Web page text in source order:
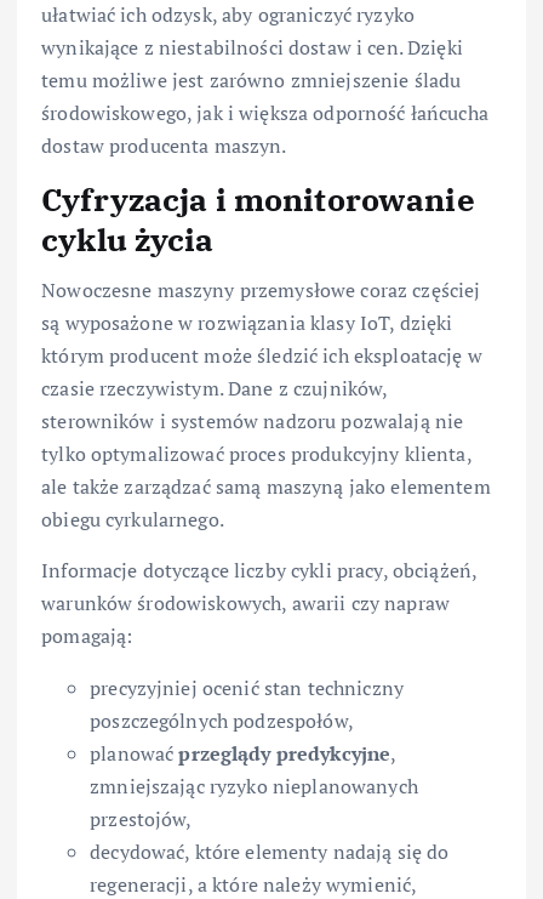
ułatwiać ich odzysk, aby ograniczyć ryzyko
wynikające z niestabilności dostaw i cen. Dzięki
temu możliwe jest zarówno zmniejszenie śladu
środowiskowego, jak i większa odporność łańcucha
dostaw producenta maszyn.
Cyfryzacja i monitorowanie
cyklu życia
Nowoczesne maszyny przemysłowe coraz częściej
są wyposażone w rozwiązania klasy IoT, dzięki
którym producent może śledzić ich eksploatację w
czasie rzeczywistym. Dane z czujników,
sterowników i systemów nadzoru pozwalają nie
tylko optymalizować proces produkcyjny klienta,
ale także zarządzać samą maszyną jako elementem
obiegu cyrkularnego.
Informacje dotyczące liczby cykli pracy, obciążeń,
warunków środowiskowych, awarii czy napraw
pomagają:
precyzyjniej ocenić stan techniczny
poszczególnych podzespołów,
planowaćprzeglądy predykcyjne,
zmniejszając ryzyko nieplanowanych
przestojów,
decydować, które elementy nadają się do
regeneracji, a które należy wymienić,